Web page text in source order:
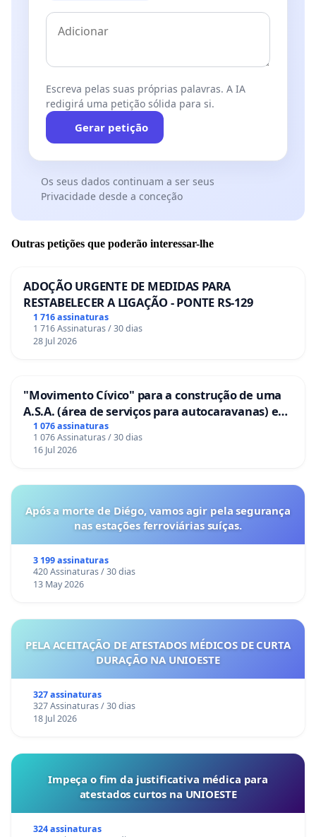
Escreva pelas suas próprias palavras. A IA
redigirá uma petição sólida para si.
Gerar petição
Os seus dados continuam a ser seus
Privacidade desde a conceção
Outras petições que poderão interessar-lhe
ADOÇÃO URGENTE DE MEDIDAS PARA
RESTABELECER A LIGAÇÃO - PONTE RS-129
1 716 assinaturas
1 716 Assinaturas / 30 dias
28 Jul 2026
"Movimento Cívico" para a construção de uma
A.S.A. (área de serviços para autocaravanas) em
Coimbra
1 076 assinaturas
1 076 Assinaturas / 30 dias
16 Jul 2026
Após a morte de Diégo, vamos agir pela segurança
nas estações ferroviárias suíças.
3 199 assinaturas
420 Assinaturas / 30 dias
13 May 2026
PELA ACEITAÇÃO DE ATESTADOS MÉDICOS DE CURTA
DURAÇÃO NA UNIOESTE
327 assinaturas
327 Assinaturas / 30 dias
18 Jul 2026
Impeça o fim da justificativa médica para
atestados curtos na UNIOESTE
324 assinaturas